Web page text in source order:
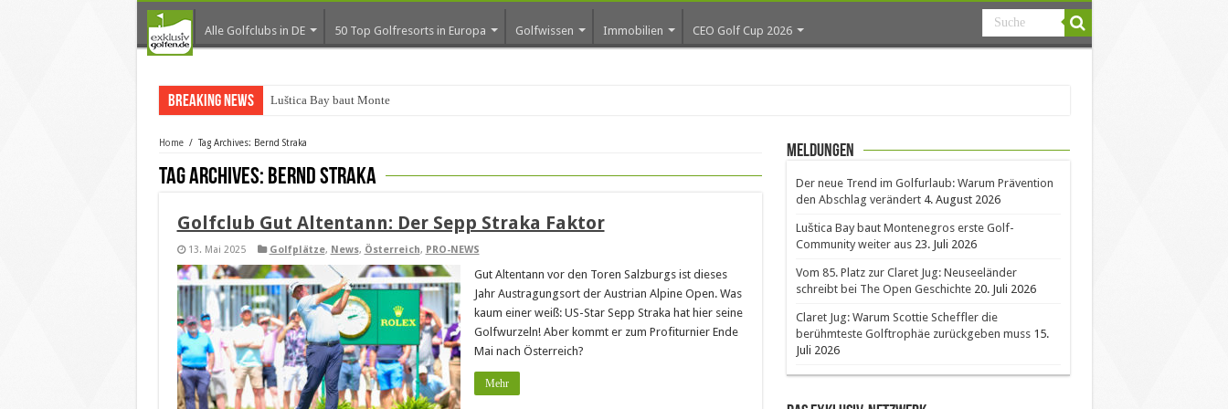
Alle Golfclubs in DE 50 Top Golfresorts in Europa Golfwissen Immobilien CEO Golf Cup 2026
Breaking News Luštica Bay baut Montenegros e
Home / Tag Archives: Bernd Straka
Tag Archives: Bernd Straka
Golfclub Gut Altentann: Der Sepp Straka Faktor
13. Mai 2025 Golfplätze, News, Österreich, PRO-NEWS
Gut Altentann vor den Toren Salzburgs ist dieses
Jahr Austragungsort der Austrian Alpine Open. Was
kaum einer weiß: US-Star Sepp Straka hat hier seine
Golfwurzeln! Aber kommt er zum Profiturnier Ende
Mai nach Österreich?
Mehr
Meldungen
Der neue Trend im Golfurlaub: Warum Prävention
den Abschlag verändert 4. August 2026
Luštica Bay baut Montenegros erste Golf-
Community weiter aus 23. Juli 2026
Vom 85. Platz zur Claret Jug: Neuseeländer
schreibt bei The Open Geschichte 20. Juli 2026
Claret Jug: Warum Scottie Scheffler die
berühmteste Golftrophäe zurückgeben muss 15.
Juli 2026